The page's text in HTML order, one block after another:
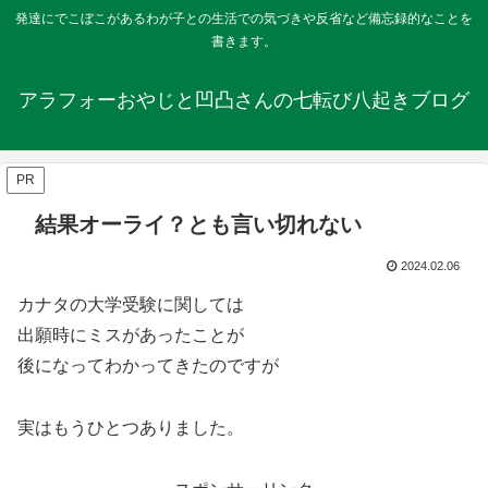
発達にでこぼこがあるわが子との生活での気づきや反省など備忘録的なことを
書きます。
アラフォーおやじと凹凸さんの七転び八起きブログ
PR
結果オーライ？とも言い切れない
2024.02.06
カナタの大学受験に関しては
出願時にミスがあったことが
後になってわかってきたのですが
実はもうひとつありました。